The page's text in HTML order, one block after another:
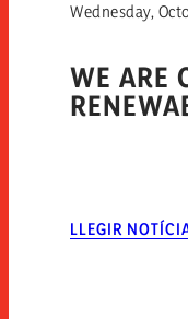
WE ARE
Wednesday,
LLEGIR